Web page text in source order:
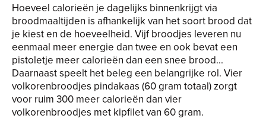
Hoeveel calorieën je dagelijks binnenkrijgt via
broodmaaltijden is afhankelijk van het soort brood dat
je kiest en de hoeveelheid. Vijf broodjes leveren nu
eenmaal meer energie dan twee en ook bevat een
pistoletje meer calorieën dan een snee brood...
Daarnaast speelt het beleg een belangrijke rol. Vier
volkorenbroodjes pindakaas (60 gram totaal) zorgt
voor ruim 300 meer calorieën dan vier
volkorenbroodjes met kipfilet van 60 gram.